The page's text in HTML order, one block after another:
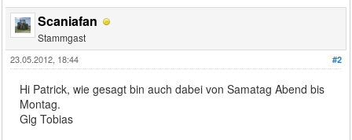
Scaniafan
Stammgast
#2
23.05.2012, 18:44
Hi Patrick, wie gesagt bin auch dabei von Samatag Abend bis
Montag.
Glg Tobias